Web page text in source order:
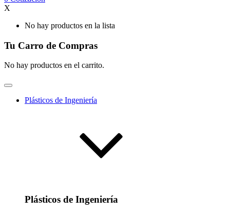
X
No hay productos en la lista
Tu Carro de Compras
No hay productos en el carrito.
Plásticos de Ingeniería
Plásticos de Ingeniería